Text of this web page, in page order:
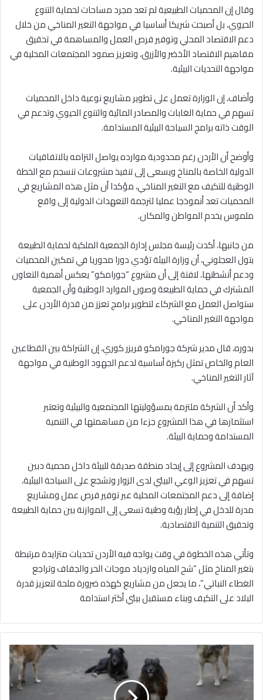
وقال إن المحميات الطبيعية لم تعد مجرد مساحات لحماية التنوع
الحيوي، بل أصبحت شريكا أساسيا في مواجهة التغير المناخي من خلال
دعم الاقتصاد المحلي وتوفير فرص العمل والمساهمة في تحقيق
مفاهيم الاقتصاد الأخضر والأزرق، وتعزيز صمود المجتمعات المحلية في
مواجهة التحديات البيئية.
وأضاف، إن الوزارة تعمل على تطوير مشاريع نوعية داخل المحميات
تسهم في حماية الغابات والمصادر المائية والتنوع الحيوي وتدعم في
الوقت ذاته برامج السياحة البيئية المستدامة.
وأوضح أن الأردن رغم محدودية موارده يواصل التزامه بالاتفاقيات
الدولية الخاصة بالمناخ ويسعى إلى تنفيذ مشروعات تنسجم مع الخطة
الوطنية للتكيف مع التغير المناخي، مؤكدا أن مثل هذه المشاريع في
المحميات تعد أنموذجا عمليا لترجمة التعهدات الدولية إلى واقع
ملموس يخدم المواطن والمكان.
من جانبها، أكدت رئيسة مجلس إدارة الجمعية الملكية لحماية الطبيعة
بتول العجلوني، أن وزارة البيئة تؤدي دورا محوريا في تمكين المحميات
ودعم أنشطتها، لافتة إلى أن مشروع “جورامكو” يعكس أهمية التعاون
المشترك في حماية الطبيعة وصون الموارد الوطنية وأن الجمعية
ستواصل العمل مع الشركاء لتطوير برامج تعزز من قدرة الأردن على
مواجهة التغير المناخي.
بدوره، قال مدير شركة جورامكو فريزر كوري، إن الشراكة بين القطاعين
العام والخاص تمثل ركيزة أساسية لدعم الجهود الوطنية في مواجهة
آثار التغير المناخي.
وأكد أن الشركة ملتزمة بمسؤوليتها المجتمعية والبيئية وتعتبر
استثمارها في هذا المشروع جزءا من مساهمتها في التنمية
المستدامة وحماية البيئة.
ويهدف المشروع إلى إيجاد منطقة صديقة للبيئة داخل محمية دبين
تسهم في تعزيز الوعي البيئي لدى الزوار وتشجع على السياحة البيئية،
إضافة إلى دعم المجتمعات المحلية عبر توفير فرص عمل ومشاريع
مدرة للدخل في إطار رؤية وطنية تسعى إلى الموازنة بين حماية الطبيعة
وتحقيق التنمية الاقتصادية.
وتأتي هذه الخطوة في وقت يواجه فيه الأردن تحديات متزايدة مرتبطة
بتغير المناخ مثل “شح المياه وازدياد موجات الحر والجفاف وتراجع
الغطاء النباتي”، ما يجعل من مشاريع كهذه ضرورة ملحة لتعزيز قدرة
البلاد على التكيف وبناء مستقبل بيئي أكثر استدامة
ص